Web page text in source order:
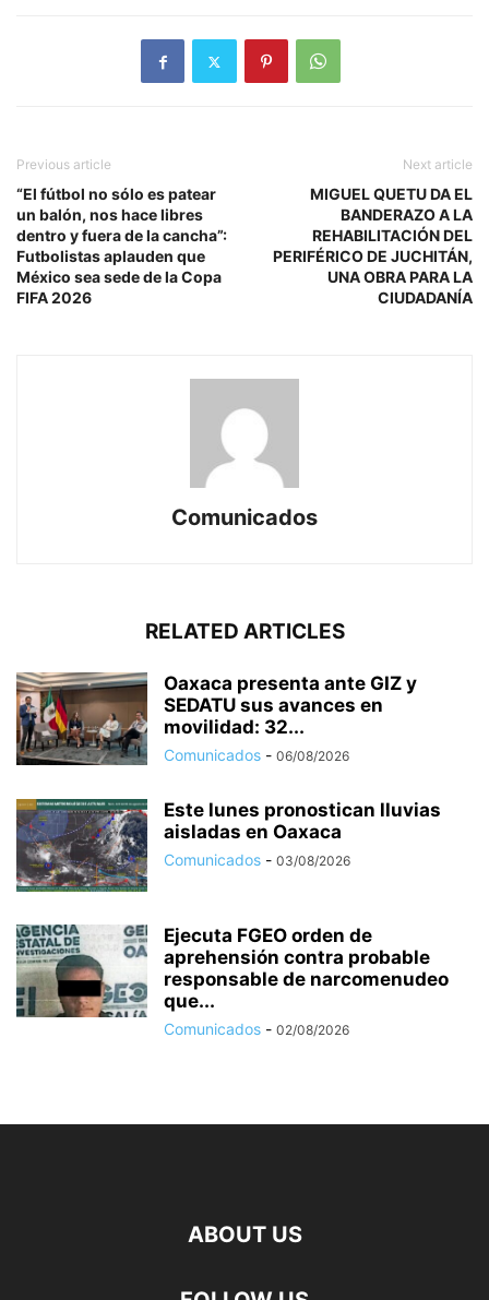
Previous article
“El fútbol no sólo es patear
un balón, nos hace libres
dentro y fuera de la cancha”:
Futbolistas aplauden que
México sea sede de la Copa
FIFA 2026
Next article
MIGUEL QUETU DA EL
BANDERAZO A LA
REHABILITACIÓN DEL
PERIFÉRICO DE JUCHITÁN,
UNA OBRA PARA LA
CIUDADANÍA
Comunicados
RELATED ARTICLES
Oaxaca presenta ante GIZ y
SEDATU sus avances en
movilidad: 32...
Comunicados - 06/08/2026
Este lunes pronostican lluvias
aisladas en Oaxaca
Comunicados - 03/08/2026
Ejecuta FGEO orden de
aprehensión contra probable
responsable de narcomenudeo
que...
Comunicados - 02/08/2026
ABOUT US